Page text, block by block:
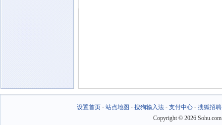
设置首页- 站点地图 - 搜狗输入法- 支付中心- 搜狐招聘
Copyright © 2026